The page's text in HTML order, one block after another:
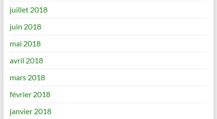
juillet 2018
juin 2018
mai 2018
avril 2018
mars 2018
février 2018
janvier 2018